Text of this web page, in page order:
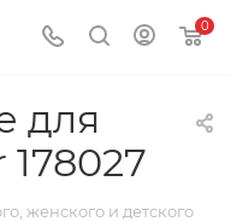
0
для
женского и детского